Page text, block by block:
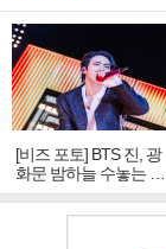
[비즈 포토] BTS 진, 광
화문 밤하늘 수놓는 '비
주얼 킹'의 열창